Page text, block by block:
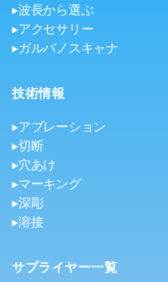
▸波長から選ぶ
▸アクセサリー
▸ガルバノスキャナ
技術情報
▸アブレーション
▸切断
▸穴あけ
▸マーキング
▸深彫
▸溶接
サプライヤー一覧